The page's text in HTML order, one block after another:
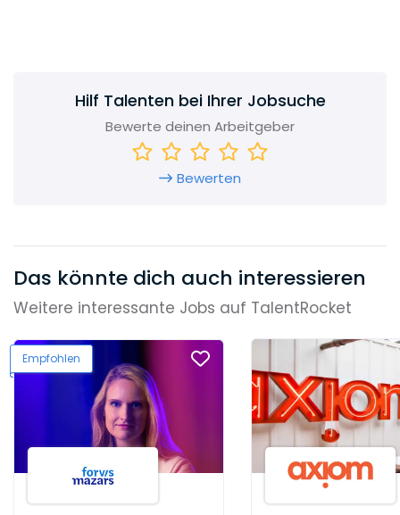
Hilf Talenten bei Ihrer Jobsuche
Bewerte deinen Arbeitgeber
Bewerten
Das könnte dich auch interessieren
Weitere interessante Jobs auf TalentRocket
Empfohlen